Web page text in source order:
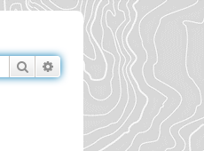
RechercherRecherche avancée